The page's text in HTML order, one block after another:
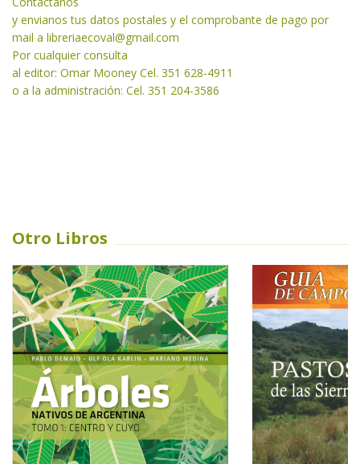
y envianos tus datos postales y el comprobante de pago por
mail a libreriaecoval@gmail.com
Por cualquier consulta
al editor: Omar Mooney Cel. 351 628-4911
o a la administración: Cel. 351 204-3586
Otro Libros